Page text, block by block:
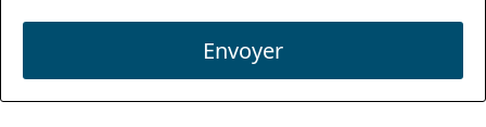
Envoyer